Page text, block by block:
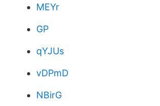
MEYr
GP
qYJUs
vDPmD
NBirG